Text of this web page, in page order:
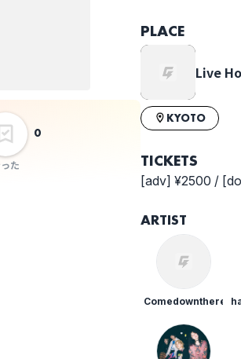
た
0
PLACE
Live
KYOTO
TICKETS
[adv] ¥2500 /
ARTIST
Comedownthere